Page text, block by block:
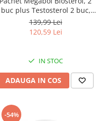
buc plus Testosterol 2 buc,
stimulare testosteron si
hormon de crestere, inhibare
estrogen
139,99 Lei
120,59 Lei
IN STOC
ADAUGA IN COS
-54%